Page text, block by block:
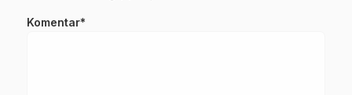
Komentar*